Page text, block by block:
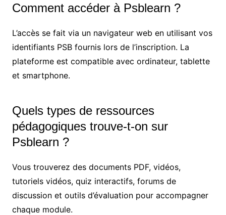
Comment accéder à Psblearn ?
L’accès se fait via un navigateur web en utilisant vos
identifiants PSB fournis lors de l’inscription. La
plateforme est compatible avec ordinateur, tablette
et smartphone.
Quels types de ressources
pédagogiques trouve-t-on sur
Psblearn ?
Vous trouverez des documents PDF, vidéos,
tutoriels vidéos, quiz interactifs, forums de
discussion et outils d’évaluation pour accompagner
chaque module.